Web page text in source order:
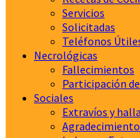
Servicios
Solicitadas
Teléfonos
Necrológicas
Fallecimientos
Participación
Sociales
Extravíos y